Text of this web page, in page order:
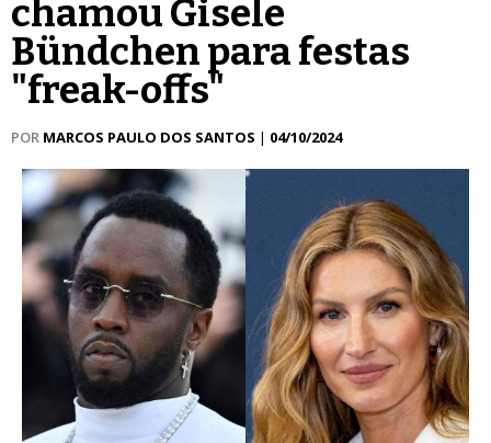
chamou Gisele
Bündchen para festas
"freak-offs"
POR MARCOS PAULO DOS SANTOS | 04/10/2024